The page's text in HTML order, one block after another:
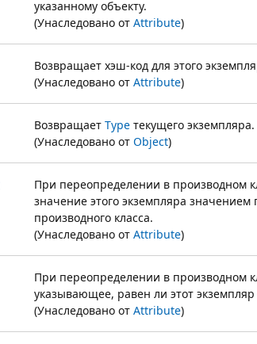
указанному объекту.
(Унаследовано от Attribute)
Возвращает хэш-код для этого
(Унаследовано от Attribute)
Возвращает Type текущего экземпляра.
(Унаследовано от Object)
При переопределении в производном
значение этого экземпляра
производного класса.
(Унаследовано от Attribute)
При переопределении в производном
указывающее, равен ли этот экземпляр
(Унаследовано от Attribute)